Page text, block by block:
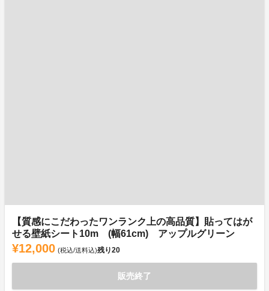
【質感にこだわったワンランク上の高品質】貼ってはが
せる壁紙シート10m (幅61cm) アップルグリーン
¥12,000 (税込/送料込)残り20
販売終了